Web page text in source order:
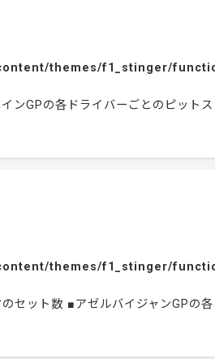
themes/f1_stinger/
ンGPの各ドライバーごとのピット
themes/f1_stinger/
セット数 ■アゼルバイジャンGPの